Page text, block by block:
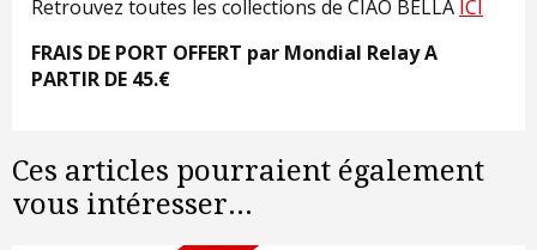
Retrouvez toutes les collections de CIAO BELLA ICI
FRAIS DE PORT OFFERT par Mondial Relay A
PARTIR DE 45.€
Ces articles pourraient également
vous intéresser...